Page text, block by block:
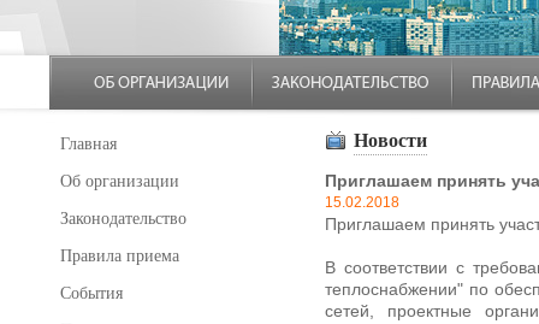
Главная
Об организации
Законодательство
Правила приема
События
Новости
Приглашаем принять
15.02.2018
Приглашаем принять
В соответствии с
теплоснабжении" по
сетей, проектные